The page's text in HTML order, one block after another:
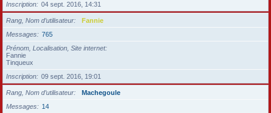
Inscription
04 sept. 2016, 14:31
Rang, Nom d’utilisateur
Fannie
Messages
765
Prénom, Localisation, Site internet
Fannie
Tinqueux
Inscription
09 sept. 2016, 19:01
Rang, Nom d’utilisateur
Machegoule
Messages
14